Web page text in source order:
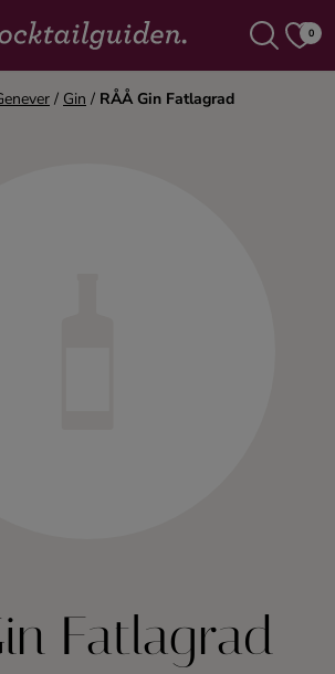
0
/ Gin / RÅÅ Gin Fatlagrad
Fatlagrad